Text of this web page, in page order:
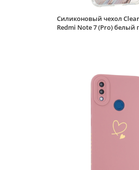
Силиконовый чехол
Redmi Note 7 (Pro) белый